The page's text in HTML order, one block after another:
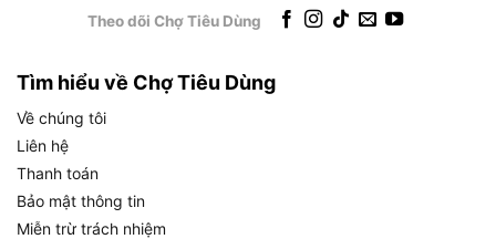
hoặc hệ thống lọc nước.
nước trong các công trình xây dựng, cải tạo
hoặc xử lý nước thải nhẹ.
Đối tượng sử dụng phù hợp bao gồm:
Hộ gia đình: Các gia đình sống ở khu vực có
Theo dõi Chợ Tiêu Dùng
Tìm hiểu về Chợ Tiêu Dùng
Về chúng tôi
Liên hệ
Thanh toán
Bảo mật thông tin
Miễn trừ trách nhiệm